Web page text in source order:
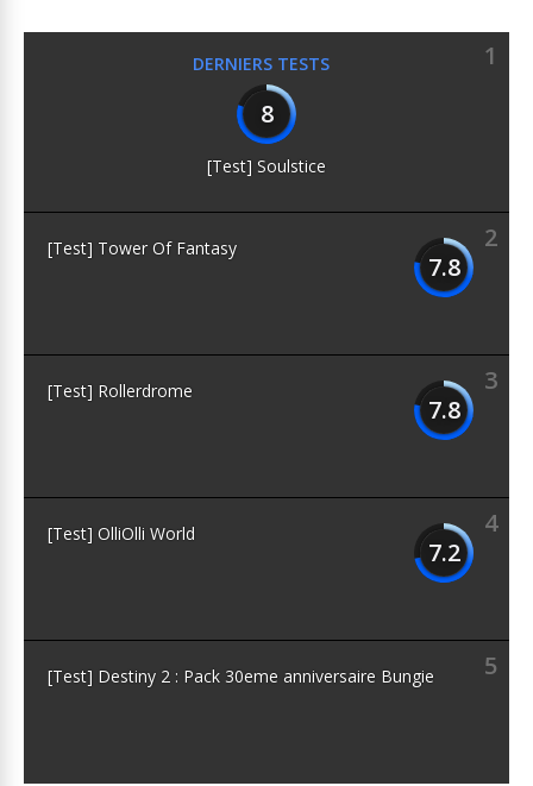
DERNIERS TESTS
1
8
[Test] Soulstice
2
7.8
[Test] Tower Of Fantasy
3
7.8
[Test] Rollerdrome
4
7.2
[Test] OlliOlli World
5
[Test] Destiny 2 : Pack 30eme anniversaire Bungie